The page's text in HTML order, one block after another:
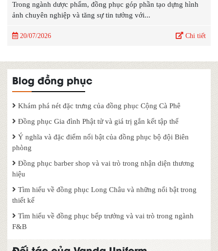
Trong ngành dược phẩm, đồng phục góp phần tạo dựng hình
ảnh chuyên nghiệp và tăng sự tin tưởng với...
20/07/2026 Chi tiết
Blog đồng phục
Khám phá nét đặc trưng của đồng phục Cộng Cà Phê
Đồng phục Gia đình Phật tử và giá trị gắn kết tập thể
Ý nghĩa và đặc điểm nổi bật của đồng phục bộ đội Biên
phòng
Đồng phục barber shop và vai trò trong nhận diện thương
hiệu
Tìm hiểu về đồng phục Long Châu và những nổi bật trong
thiết kế
Tìm hiểu về đồng phục bếp trưởng và vai trò trong ngành
F&B